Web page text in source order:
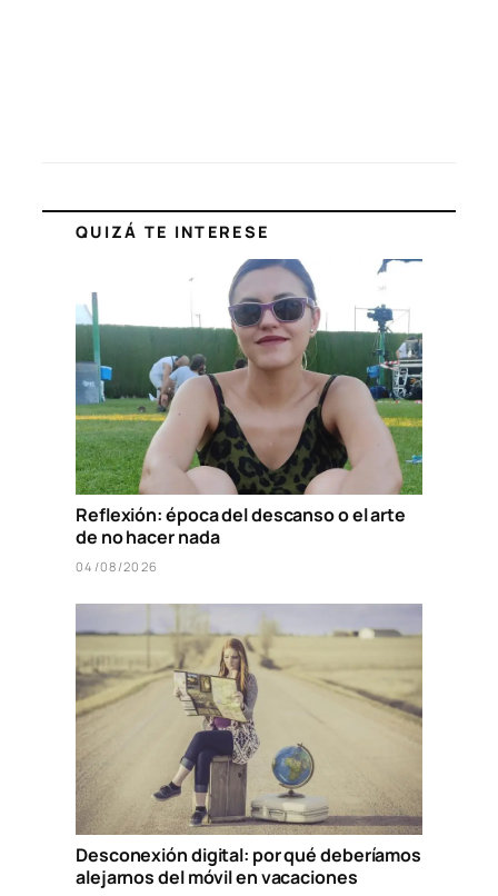
QUIZÁ TE INTERESE
Reflexión: época del descanso o el arte
de no hacer nada
04/08/2026
Desconexión digital: por qué deberíamos
alejarnos del móvil en vacaciones